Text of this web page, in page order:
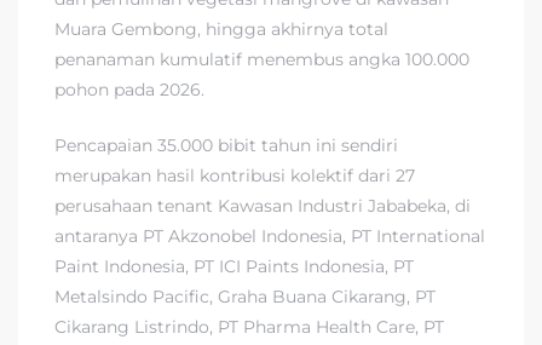
Muara Gembong, hingga akhirnya total
penanaman kumulatif menembus angka 100.000
pohon pada 2026.
Pencapaian 35.000 bibit tahun ini sendiri
merupakan hasil kontribusi kolektif dari 27
perusahaan tenant Kawasan Industri Jababeka, di
antaranya PT Akzonobel Indonesia, PT International
Paint Indonesia, PT ICI Paints Indonesia, PT
Metalsindo Pacific, Graha Buana Cikarang, PT
Cikarang Listrindo, PT Pharma Health Care, PT